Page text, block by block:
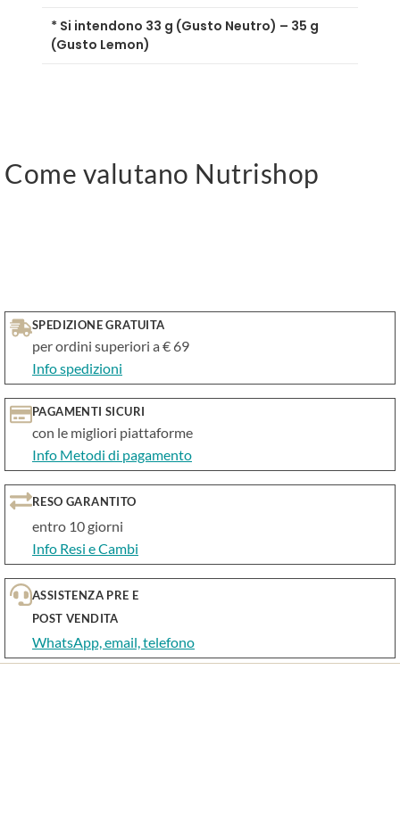
* Si intendono 33 g (Gusto Neutro) – 35 g
(Gusto Lemon)
Come valutano Nutrishop
SPEDIZIONE GRATUITA
per ordini superiori a € 69
Info spedizioni
PAGAMENTI SICURI
con le migliori piattaforme
Info Metodi di pagamento
RESO GARANTITO
entro 10 giorni
Info Resi e Cambi
ASSISTENZA PRE E
POST VENDITA
WhatsApp, email, telefono